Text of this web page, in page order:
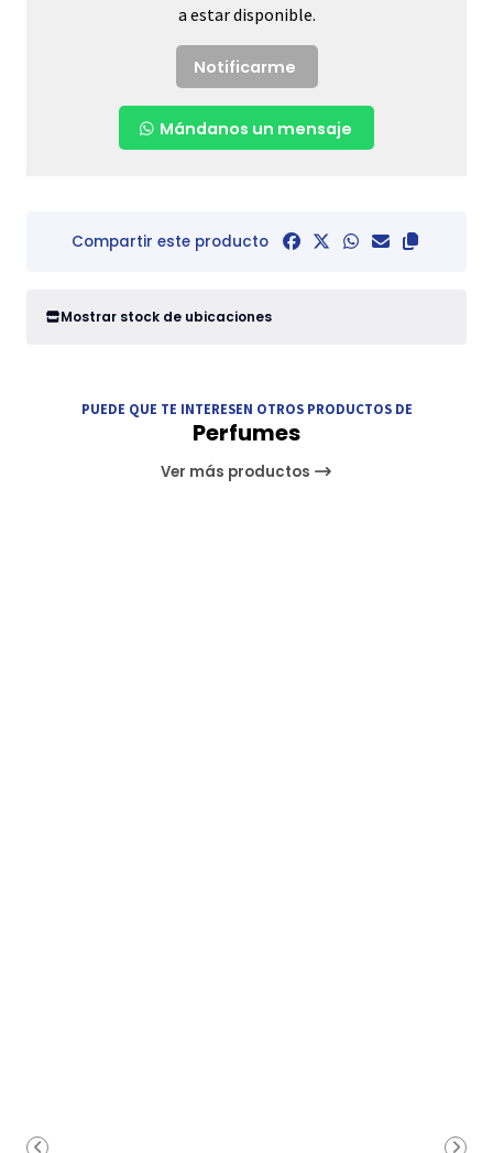
a estar disponible.
Notificarme
Mándanos un mensaje
Compartir este producto
Mostrar stock de ubicaciones
PUEDE QUE TE INTERESEN OTROS PRODUCTOS DE
Perfumes
Ver más productos